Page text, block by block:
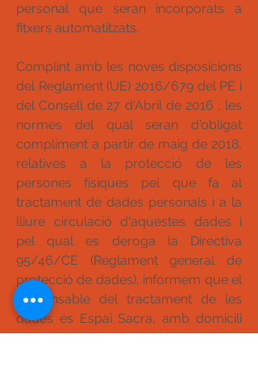
personal que seran incorporats a
fitxers automatitzats.
Complint amb les noves disposicions
del Reglament (UE) 2016/679 del PE i
del Consell de 27 d'Abril de 2016 , les
normes del qual seran d'obligat
compliment a partir de maig de 2018,
relatives a la protecció de les
persones físiques pel que fa al
tractament de dades personals i a la
lliure circulació d'aquestes dades i
pel qual es deroga la Directiva
95/46/CE (Reglament general de
protecció de dades), informem que el
responsable del tractament de les
dades és Espai Sacra, amb domicili
social en carrer de la Independència,